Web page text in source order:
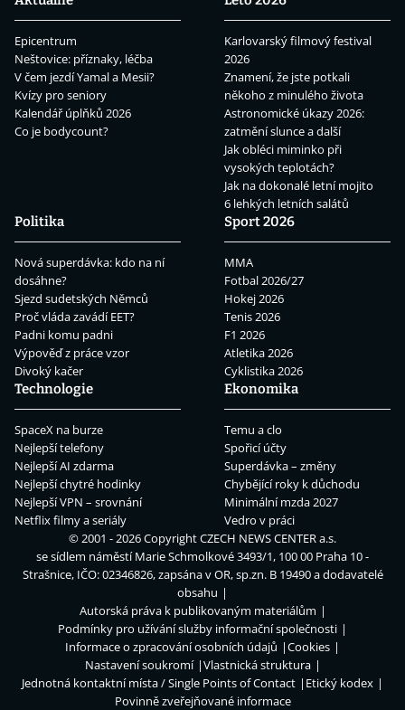
Epicentrum
Neštovice: příznaky, léčba
V čem jezdí Yamal a Mesii?
Kvízy pro seniory
Kalendář úplňků 2026
Co je bodycount?
Karlovarský filmový festival
2026
Znamení, že jste potkali
někoho z minulého života
Astronomické úkazy 2026:
zatmění slunce a další
Jak obléci miminko při
vysokých teplotách?
Jak na dokonalé letní mojito
6 lehkých letních salátů
Politika
Nová superdávka: kdo na ní
dosáhne?
Sjezd sudetských Němců
Proč vláda zavádí EET?
Padni komu padni
Výpověď z práce vzor
Divoký kačer
Sport 2026
MMA
Fotbal 2026/27
Hokej 2026
Tenis 2026
F1 2026
Atletika 2026
Cyklistika 2026
Technologie
SpaceX na burze
Nejlepší telefony
Nejlepší AI zdarma
Nejlepší chytré hodinky
Nejlepší VPN – srovnání
Netflix filmy a seriály
Ekonomika
Temu a clo
Spořicí účty
Superdávka – změny
Chybějící roky k důchodu
Minimální mzda 2027
Vedro v práci
© 2001 - 2026 CopyrightCZECH NEWS CENTER a.s.
se sídlem náměstí Marie Schmolkové 3493/1, 100 00 Praha 10 -
Strašnice, IČO: 02346826, zapsána v OR, sp.zn. B 19490 a dodavatelé
obsahu
Autorská práva k publikovaným materiálům
Podmínky pro užívání služby informační společnosti
Informace o zpracování osobních údajů
Cookies
Nastavení soukromí
Vlastnická struktura
Jednotná kontaktní místa / Single Points of Contact
Etický kodex
Povinně zveřejňované informace